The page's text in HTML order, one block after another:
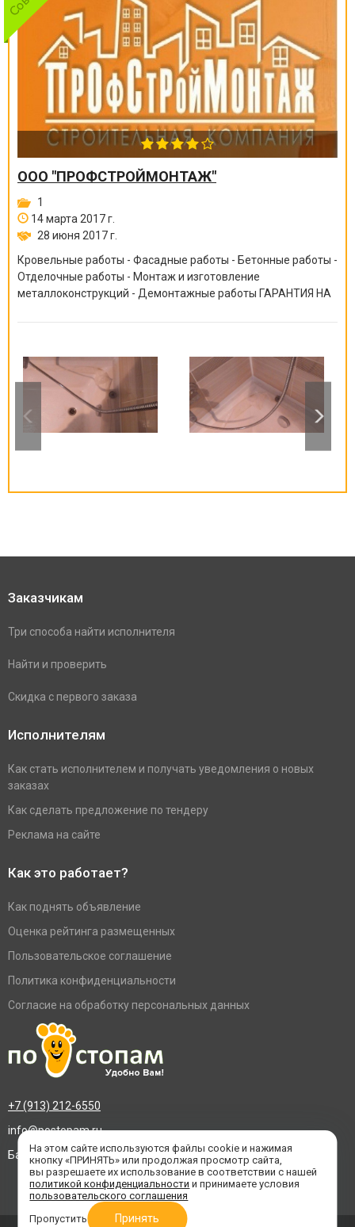
ООО "ПРОФСТРОЙМОНТАЖ"
1
14 марта 2017 г.
28 июня 2017 г.
Кровельные работы - Фасадные работы - Бетонные работы -
Отделочные работы - Монтаж и изготовление
металлоконструкций - Демонтажные работы ГАРАНТИЯ НА
Заказчикам
Три способа найти исполнителя
Найти и проверить
Скидка с первого заказа
Исполнителям
Как стать исполнителем и получать уведомления о новых
заказах
Как сделать предложение по тендеру
Реклама на сайте
Как это работает?
Как поднять объявление
Оценка рейтинга размещенных
Пользовательское соглашение
Политика конфиденциальности
Согласие на обработку персональных данных
+7 (913) 212-6550
info@postopam.ru
Барнаул, пр. Социалистический 109, оф.455
На этом сайте используются файлы cookie и нажимая
кнопку «ПРИНЯТЬ» или продолжая просмотр сайта,
вы разрешаете их использование в соответствии с нашей
политикой конфиденциальности и принимаете условия
пользовательского соглашения
Пропустить
Принять